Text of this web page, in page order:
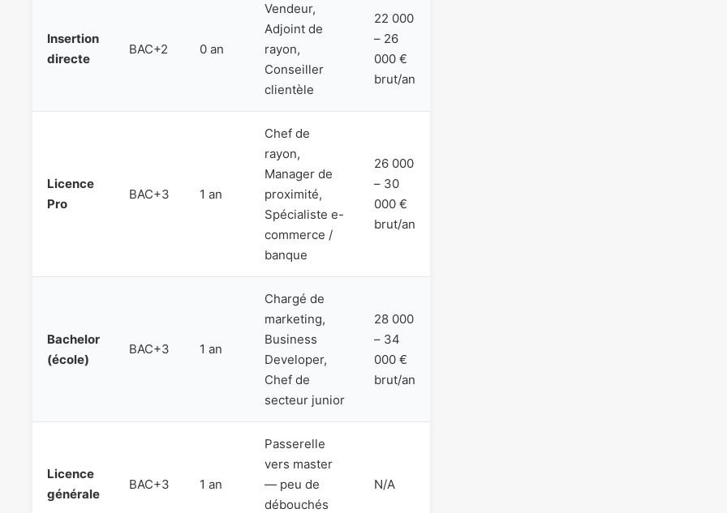
Insertion
directe
BAC+2 0 an
Vendeur,
Adjoint de
rayon,
Conseiller
clientèle
22 000
– 26
000 €
brut/an
Licence
Pro
BAC+3 1 an
Chef de
rayon,
Manager de
proximité,
Spécialiste e-
commerce /
banque
26 000
– 30
000 €
brut/an
Bachelor
(école)
BAC+3 1 an
Chargé de
marketing,
Business
Developer,
Chef de
secteur junior
28 000
– 34
000 €
brut/an
Licence
générale
BAC+3 1 an
Passerelle
vers master
— peu de
débouchés
N/A